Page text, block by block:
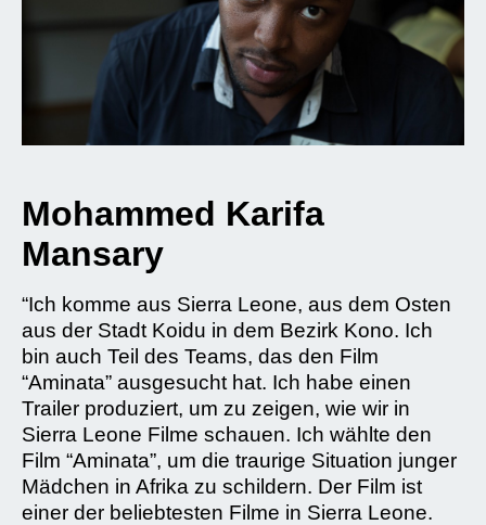
Mohammed Karifa
Mansary
“Ich komme aus Sierra Leone, aus dem Osten
aus der Stadt Koidu in dem Bezirk Kono. Ich
bin auch Teil des Teams, das den Film
“Aminata” ausgesucht hat. Ich habe einen
Trailer produziert, um zu zeigen, wie wir in
Sierra Leone Filme schauen. Ich wählte den
Film “Aminata”, um die traurige Situation junger
Mädchen in Afrika zu schildern. Der Film ist
einer der beliebtesten Filme in Sierra Leone.